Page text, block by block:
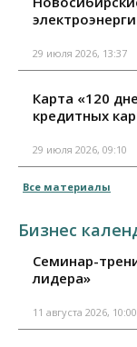
29 июля 2026, 13:37
Карта «120
кредитных
29 июля 2026, 09:10
Все материалы
Бизнес
Семинар-
лидера»
11 августа 2026, 10:00